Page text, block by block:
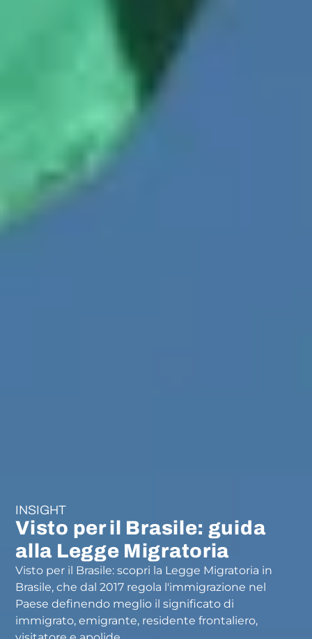
INSIGHT
Visto per il Brasile: guida
alla Legge Migratoria
Visto per il Brasile: scopri la Legge Migratoria in
Brasile, che dal 2017 regola l'immigrazione nel
Paese definendo meglio il significato di
immigrato, emigrante, residente frontaliero,